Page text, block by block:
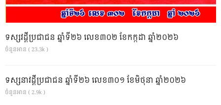
ទស្សវដ្តីប្រជាជន ឆ្នាំទី២៦ លេខ៣០២ ខែកក្កដា ឆ្នាំ២០២៦
ចំនួនអាន ( 23.3k )
ទស្សនាវដ្ដីប្រជាជន ឆ្នាំទី២៦ លេខ៣០១ ខែមិថុនា ឆ្នាំ២០២៦
ចំនួនអាន ( 2.9k )